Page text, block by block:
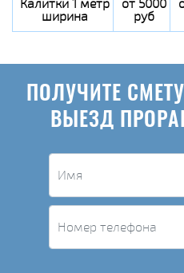
Калитки 1 метр
ширина
от 5000
руб
ПОЛУЧИТЕ
ВЫЕЗД